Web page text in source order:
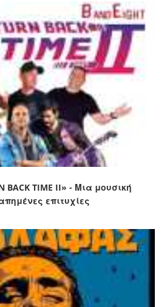
BACK TIME II» - Μια μουσική
επιτυχίες